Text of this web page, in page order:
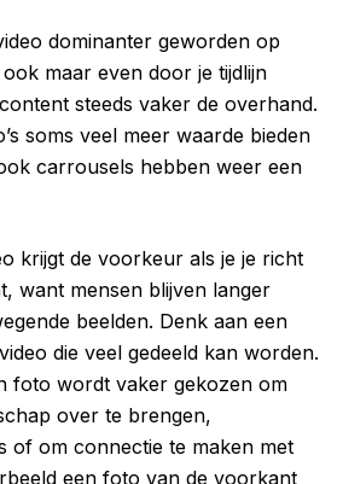
dominanter geworden op
maar even door je tijdlijn
steeds vaker de overhand.
soms veel meer waarde bieden
carrousels hebben weer een
krijgt de voorkeur als je je richt
want mensen blijven langer
beelden. Denk aan een
die veel gedeeld kan worden.
foto wordt vaker gekozen om
over te brengen,
of om connectie te maken met
een foto van de voorkant